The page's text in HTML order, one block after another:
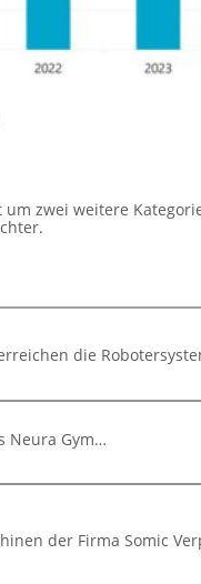
um zwei weitere
die
Neura Gym…
der Firma Somic